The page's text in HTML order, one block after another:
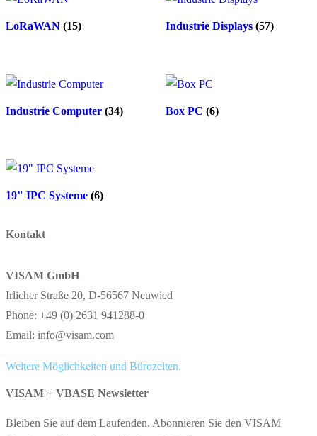
LoRaWAN (15) Industrie Displays (57)
Industrie Computer (34) Box PC (6)
19" IPC Systeme (6)
Kontakt
VISAM GmbH
Irlicher Straße 20, D-56567 Neuwied
Phone: +49 (0) 2631 941288-0
Email: info@visam.com
Weitere Möglichkeiten und Bürozeiten.
VISAM + VBASE Newsletter
Bleiben Sie auf dem Laufenden. Abonnieren Sie den VISAM